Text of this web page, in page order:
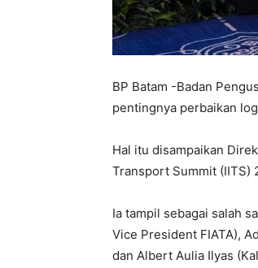
BP Batam -Badan
pentingnya perbaikan
Hal itu disampaikan
Transport Summit (IITS)
Ia tampil sebagai salah
Vice President FIATA),
dan Albert Aulia Ilyas